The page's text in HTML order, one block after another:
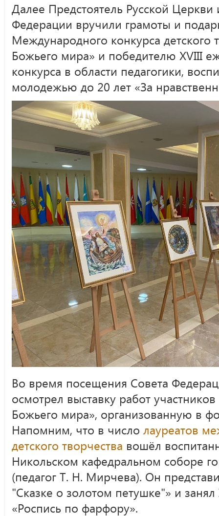
Далее Предстоятель Русской Церкви
Федерации вручили грамоты и
Международного конкурса детского
Божьего мира» и победителю XVIII
конкурса в области педагогики,
молодежью до 20 лет «За
Во время посещения Совета
осмотрел выставку работ
Божьего мира», организованную в
Напомним, что в число лауреатов
детского творчества вошёл
Никольском кафедральном соборе
(педагог Т. Н. Мирчева). Он
"Сказке о золотом петушке"» и
«Роспись по фарфору».